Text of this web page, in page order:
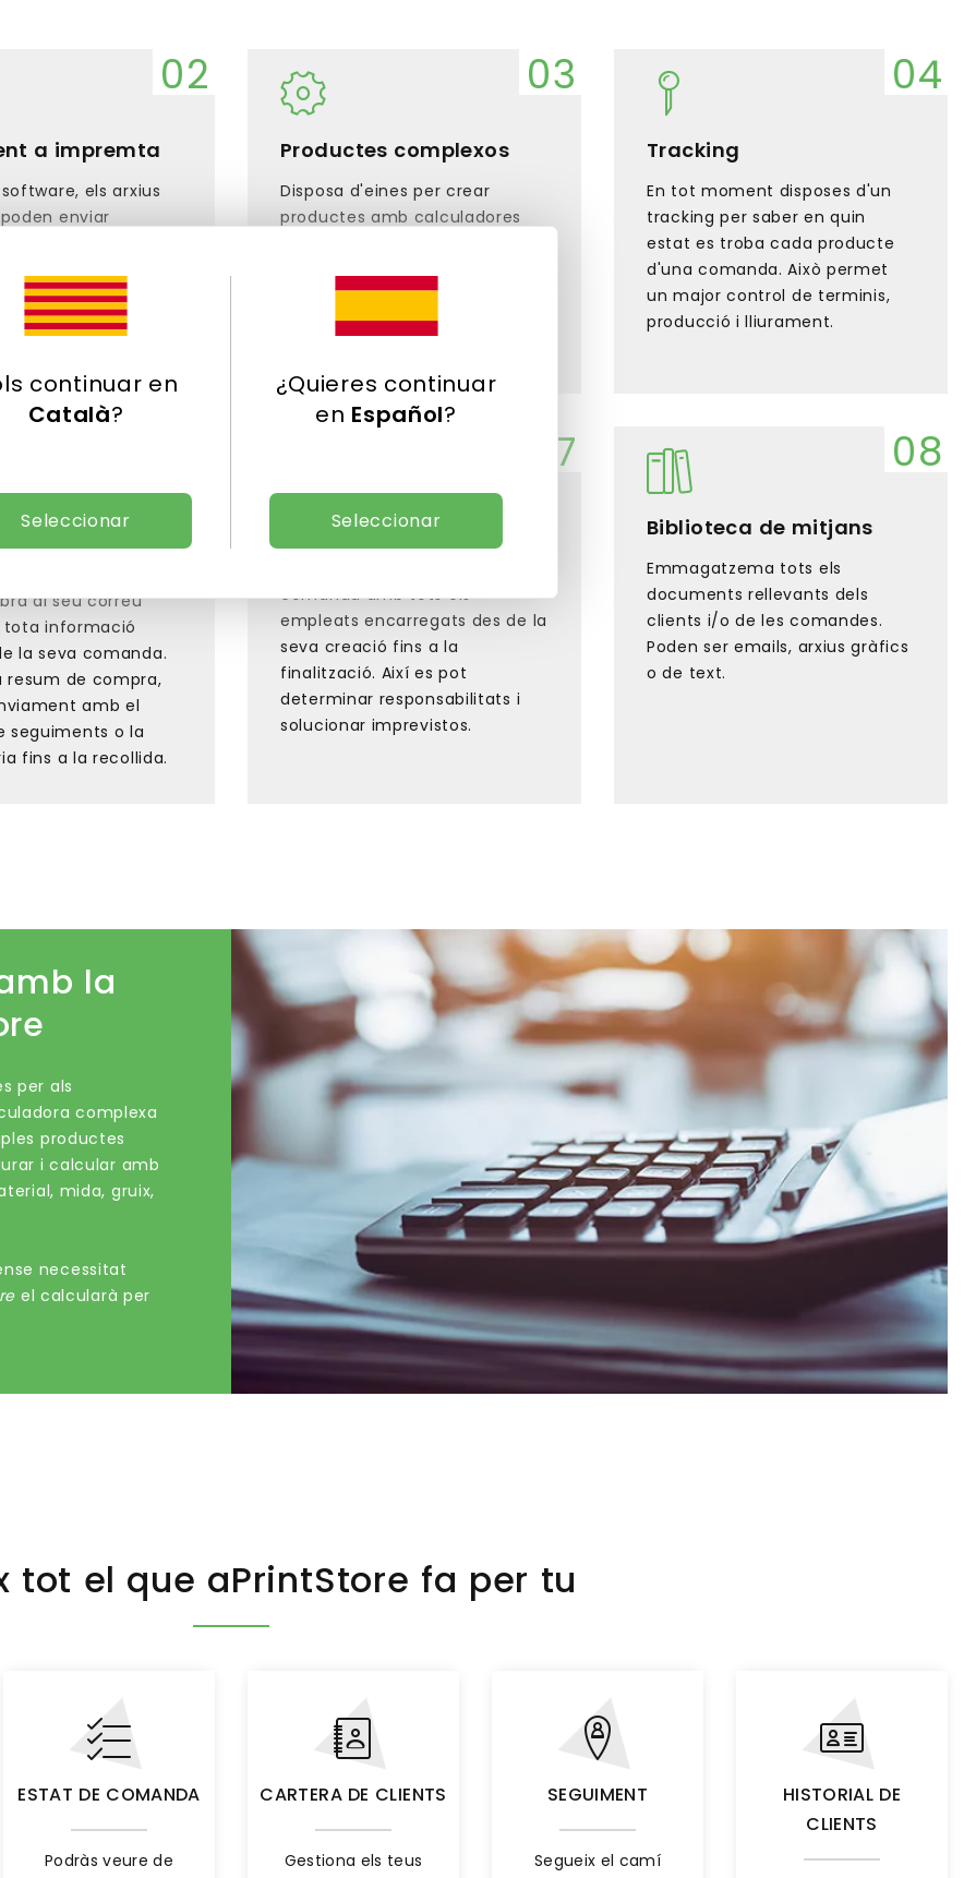
a impremta
els arxius
enviar
D'aquesta
els
Productes complexos
Disposa d'eines per crear
productes amb calculadores
és indispensable per a molts
productes d'impremta.
Tracking
En tot moment disposes d'un
tracking per saber en quin
estat es troba cada producte
d'una comanda. Això permet
un major control de terminis,
producció i lliurament.
al seu correu
informació
la seva comanda.
resum de compra,
amb el
seguiments o la
fins a la recollida.
Protocol
comanda amb tots els
empleats encarregats des de la
seva creació fins a la
finalització. Així es pot
determinar responsabilitats i
solucionar imprevistos.
Biblioteca de mitjans
Emmagatzema tots els
documents rellevants dels
clients i/o de les comandes.
Poden ser emails, arxius gràfics
o de text.
la
per als
complexa
productes
i calcular amb
mida, gruix,
necessitat
el calcularà per
tot el que aPrintStore fa per tu
ESTAT DE COMANDA
Podràs veure de
CARTERA DE CLIENTS
Gestiona els teus
SEGUIMENT
Segueix el camí
HISTORIAL DE
CLIENTS
continuar en
Català?
Seleccionar
¿Quieres continuar
en Español?
Seleccionar